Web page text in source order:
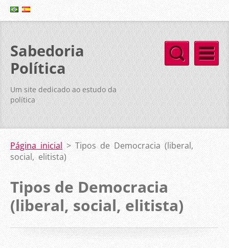
Sabedoria
Política
Um site dedicado ao estudo da
política
Página inicial > Tipos de Democracia (liberal,
social, elitista)
Tipos de Democracia
(liberal, social, elitista)